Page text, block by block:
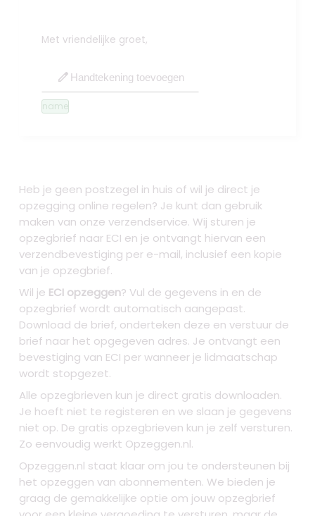
Met vriendelijke groet,
edit Handtekening toevoegen
name
Heb je geen postzegel in huis of wil je direct je
opzegging online regelen? Je kunt dan gebruik
maken van onze verzendservice. Wij sturen je
opzegbrief naar ECI en je ontvangt hiervan een
verzendbevestiging per e-mail, inclusief een kopie
van je opzegbrief.
Wil je ECI opzeggen? Vul de gegevens in en de
opzegbrief wordt automatisch aangepast.
Download de brief, onderteken deze en verstuur de
brief naar het opgegeven adres. Je ontvangt een
bevestiging van ECI per wanneer je lidmaatschap
wordt stopgezet.
Alle opzegbrieven kun je direct gratis downloaden.
Je hoeft niet te registeren en we slaan je gegevens
niet op. De gratis opzegbrieven kun je zelf versturen.
Zo eenvoudig werkt Opzeggen.nl.
Opzeggen.nl staat klaar om jou te ondersteunen bij
het opzeggen van abonnementen. We bieden je
graag de gemakkelijke optie om jouw opzegbrief